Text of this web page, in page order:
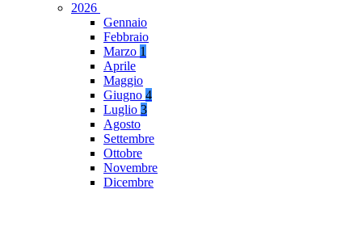
2026
Gennaio
Febbraio
Marzo 1
Aprile
Maggio
Giugno 4
Luglio 3
Agosto
Settembre
Ottobre
Novembre
Dicembre